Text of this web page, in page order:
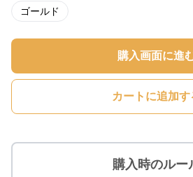
ゴールド
購入画面に進
カートに追加す
購入時のルー